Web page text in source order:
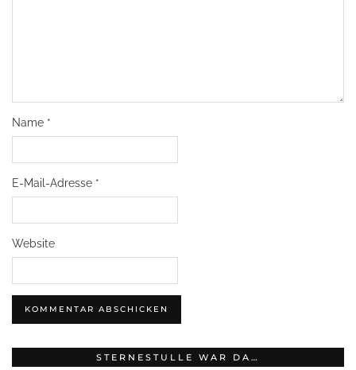
Name *
E-Mail-Adresse *
Website
STERNESTULLE WAR DA…